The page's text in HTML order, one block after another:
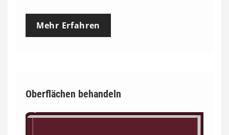
Mehr Erfahren
Oberflächen behandeln